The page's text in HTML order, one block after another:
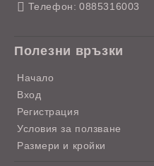
Телефон: 0885316003
Полезни връзки
Начало
Вход
Регистрация
Условия за ползване
Размери и кройки